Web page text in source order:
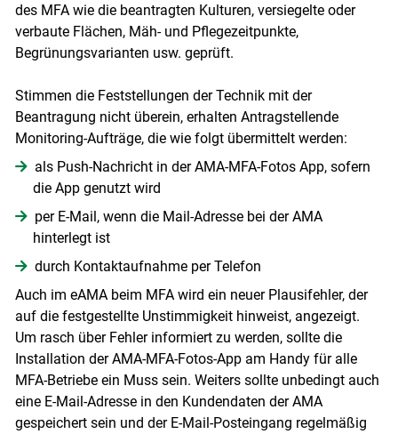
Skip to main content
des MFA wie die beantragten Kulturen, versiegelte oder
verbaute Flächen, Mäh- und Pflegezeitpunkte,
Begrünungsvarianten usw. geprüft.
Stimmen die Feststellungen der Technik mit der
Beantragung nicht überein, erhalten Antragstellende
Monitoring-Aufträge, die wie folgt übermittelt werden:
als Push-Nachricht in der AMA-MFA-Fotos App, sofern
die App genutzt wird
per E-Mail, wenn die Mail-Adresse bei der AMA
hinterlegt ist
durch Kontaktaufnahme per Telefon
Auch im eAMA beim MFA wird ein neuer Plausifehler, der
auf die festgestellte Unstimmigkeit hinweist, angezeigt.
Um rasch über Fehler informiert zu werden, sollte die
Installation der AMA-MFA-Fotos-App am Handy für alle
MFA-Betriebe ein Muss sein. Weiters sollte unbedingt auch
eine E-Mail-Adresse in den Kundendaten der AMA
gespeichert sein und der E-Mail-Posteingang regelmäßig